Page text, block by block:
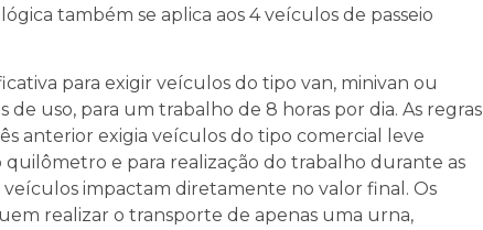
também se aplica aos 4 veículos de passeio
para exigir veículos do tipo van, minivan ou
de uso, para um trabalho de 8 horas por dia. As regras
anterior exigia veículos do tipo comercial leve
quilômetro e para realização do trabalho durante as
veículos impactam diretamente no valor final. Os
realizar o transporte de apenas uma urna,